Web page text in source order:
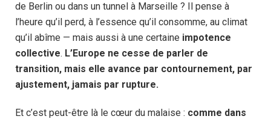
de Berlin ou dans un tunnel à Marseille ? Il pense à
l’heure qu’il perd, à l’essence qu’il consomme, au climat
qu’il abîme — mais aussi à une certaine impotence
collective. L’Europe ne cesse de parler de
transition, mais elle avance par contournement, par
ajustement, jamais par rupture.
Et c’est peut-être là le cœur du malaise : comme dans